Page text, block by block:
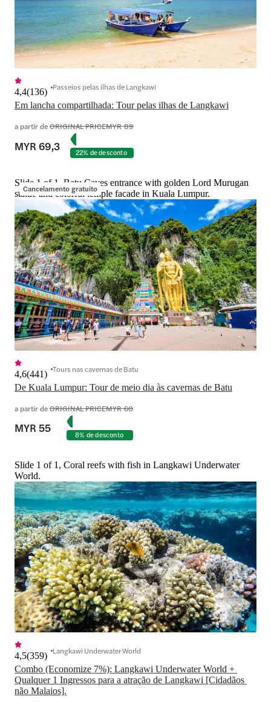
Em lancha compartilhada: Tour pelas ilhas de Langkawi
4,4(136) Passeios pelas ilhas de Langkawi
a partir deORIGINAL PRICEMYR 89
MYR 69,3 22% de desconto
Cancelamento gratuito
Slide 1 of 1, Batu Caves entrance with golden Lord Murugan
statue and colorful temple facade in Kuala Lumpur.
De Kuala Lumpur: Tour de meio dia às cavernas de Batu
4,6(441) Tours nas cavernas de Batu
a partir deORIGINAL PRICEMYR 60
MYR 55 8% de desconto
Slide 1 of 1, Coral reefs with fish in Langkawi Underwater
World.
Combo (Economize 7%): Langkawi Underwater World +
Qualquer 1 Ingressos para a atração de Langkawi [Cidadãos
não Malaios].
4,5(359) Langkawi Underwater World